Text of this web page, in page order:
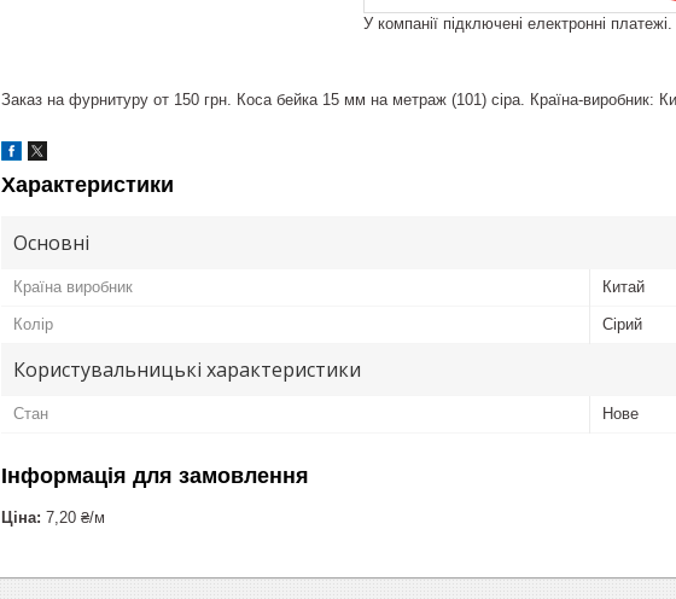
У компанії підключені електронні
Заказ на фурнитуру от 150 грн. Коса бейка 15 мм на метраж (101) сіра. Країна-виробник:
Характеристики
Основні
Країна виробник Китай
Колір Сірий
Користувальницькі характеристики
Стан Нове
Інформація для замовлення
Ціна: 7,20 ₴/м